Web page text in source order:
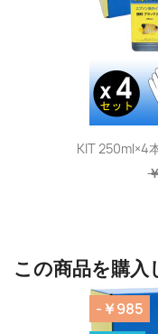
KIT 250ml×4
この商品を購入
-￥985